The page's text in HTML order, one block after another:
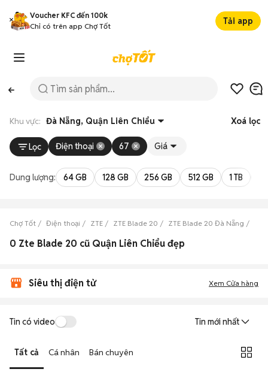
Voucher KFC đến 100k
Chỉ có trên app Chợ Tốt
Tải app
Khu vực: Đà Nẵng, Quận Liên Chiểu Xoá lọc
Lọc Điện thoại 67 Giá
Dung lượng: 64 GB 128 GB 256 GB 512 GB 1 TB
Chợ Tốt Điện thoại ZTE ZTE Blade 20 ZTE Blade 20 Đà Nẵng
0 Zte Blade 20 cũ Quận Liên Chiểu đẹp
Siêu thị điện tử Xem Cửa hàng
Tin có video Tin mới nhất
Tất cả Cá nhân Bán chuyên